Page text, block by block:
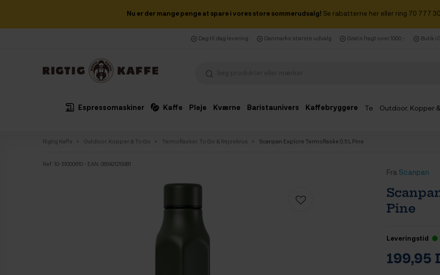
Nu er der mange penge at spare i vores store sommerudsalg! Se rabatterne her eller ring 70 777
Dag til dag levering Danmarks største udvalg Gratis fragt over 1000,- Butik i
Espressomaskiner Kaffe Pleje Kværne Baristaunivers Kaffebryggere Te Outdoor, Kopper
Rigtig Kaffe Outdoor, Kopper & To Go Termoflasker, To Go & Rejsekrus Scanpan Explore Termoflaske 0,5 L Pine
Ref: 10-51000610 - EAN: 083421219381
Fra Scanpan
Pine
Leveringstid
199,95